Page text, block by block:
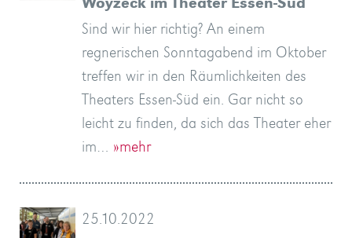
Woyzeck im Theater Essen-Süd
Sind wir hier richtig? An einem
regnerischen Sonntagabend im Oktober
treffen wir in den Räumlichkeiten des
Theaters Essen-Süd ein. Gar nicht so
leicht zu finden, da sich das Theater eher
im… »mehr
25.10.2022